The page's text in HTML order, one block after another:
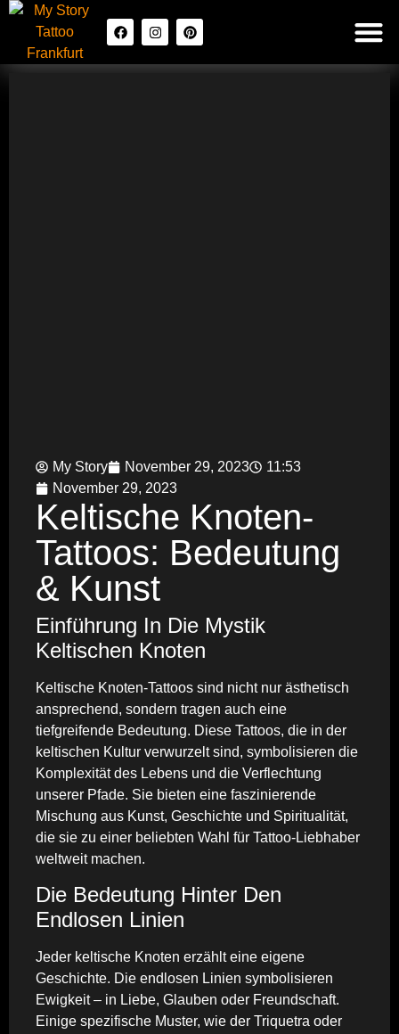
My Story November 29, 2023
11:53
November 29, 2023
Keltische Knoten-
Tattoos: Bedeutung
& Kunst
Einführung In Die Mystik
Keltischen Knoten
Keltische Knoten-Tattoos sind nicht nur ästhetisch
ansprechend, sondern tragen auch eine
tiefgreifende Bedeutung. Diese Tattoos, die in der
keltischen Kultur verwurzelt sind, symbolisieren die
Komplexität des Lebens und die Verflechtung
unserer Pfade. Sie bieten eine faszinierende
Mischung aus Kunst, Geschichte und Spiritualität,
die sie zu einer beliebten Wahl für Tattoo-Liebhaber
weltweit machen.
Die Bedeutung Hinter Den
Endlosen Linien
Jeder keltische Knoten erzählt eine eigene
Geschichte. Die endlosen Linien symbolisieren
Ewigkeit – in Liebe, Glauben oder Freundschaft.
Einige spezifische Muster, wie der Triquetra oder